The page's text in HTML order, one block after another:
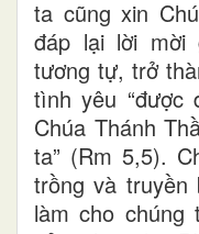
ta cũng xin
đáp lại lời mời
tương tự, trở
tình yêu “được
Chúa Thánh
ta” (Rm 5,5).
trồng và truyền
làm cho chúng